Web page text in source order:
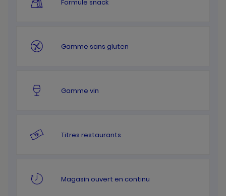
Formule snack
Gamme sans gluten
Gamme vin
Titres restaurants
Magasin ouvert en continu